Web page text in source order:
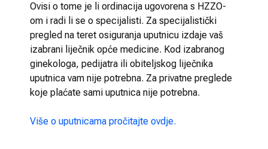
Ovisi o tome je li ordinacija ugovorena s HZZO-
om i radi li se o specijalisti. Za specijalistički
pregled na teret osiguranja uputnicu izdaje vaš
izabrani liječnik opće medicine. Kod izabranog
ginekologa, pedijatra ili obiteljskog liječnika
uputnica vam nije potrebna. Za privatne preglede
koje plaćate sami uputnica nije potrebna.
Više o uputnicama pročitajte ovdje.